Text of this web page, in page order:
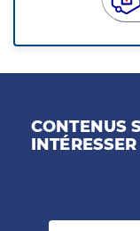
CONTENUS
INTÉRESSER